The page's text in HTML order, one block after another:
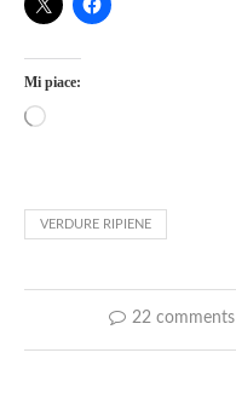
Mi piace:
VERDURE RIPIENE
22 comments